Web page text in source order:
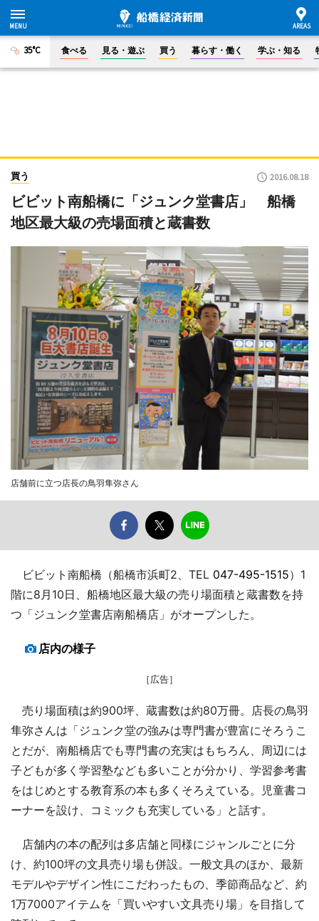
35°C 食べる 見る・遊ぶ 買う 暮らす・働く 学ぶ・知る
買う 2016.08.18
ビビット南船橋に「ジュンク堂書店」 船橋
地区最大級の売場面積と蔵書数
店舗前に立つ店長の鳥羽隼弥さん
ビビット南船橋（船橋市浜町2、TEL 047-495-1515）1
階に8月10日、船橋地区最大級の売り場面積と蔵書数を持
つ「ジュンク堂書店南船橋店」がオープンした。
店内の様子
［広告］
売り場面積は約900坪、蔵書数は約80万冊。店長の鳥羽
隼弥さんは「ジュンク堂の強みは専門書が豊富にそろうこ
とだが、南船橋店でも専門書の充実はもちろん、周辺には
子どもが多く学習塾なども多いことが分かり、学習参考書
をはじめとする教育系の本も多くそろえている。児童書コ
ーナーを設け、コミックも充実している」と話す。
店舗内の本の配列は多店舗と同様にジャンルごとに分
け、約100坪の文具売り場も併設。一般文具のほか、最新
モデルやデザイン性にこだわったもの、季節商品など、約
1万7000アイテムを「買いやすい文具売り場」を目指して